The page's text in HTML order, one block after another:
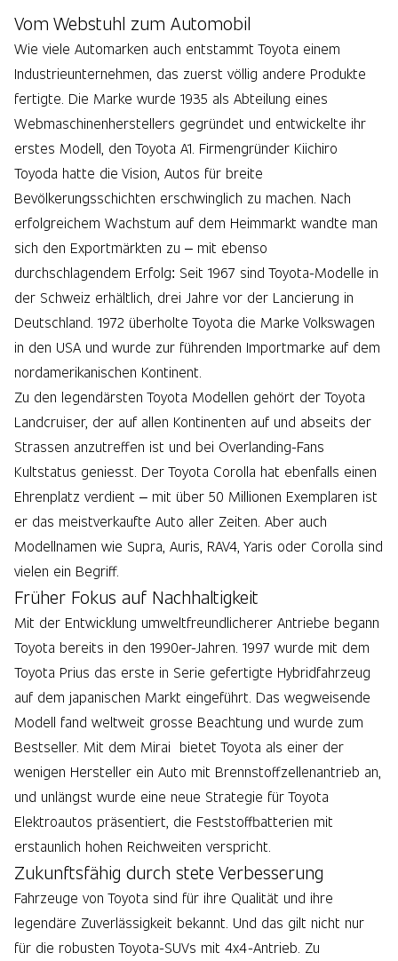
Vom Webstuhl zum Automobil
Wie viele Automarken auch entstammt Toyota einem
Industrieunternehmen, das zuerst völlig andere Produkte
fertigte. Die Marke wurde 1935 als Abteilung eines
Webmaschinenherstellers gegründet und entwickelte ihr
erstes Modell, den Toyota A1. Firmengründer Kiichiro
Toyoda hatte die Vision, Autos für breite
Bevölkerungsschichten erschwinglich zu machen. Nach
erfolgreichem Wachstum auf dem Heimmarkt wandte man
sich den Exportmärkten zu – mit ebenso
durchschlagendem Erfolg: Seit 1967 sind Toyota-Modelle in
der Schweiz erhältlich, drei Jahre vor der Lancierung in
Deutschland. 1972 überholte Toyota die Marke Volkswagen
in den USA und wurde zur führenden Importmarke auf dem
nordamerikanischen Kontinent.
Zu den legendärsten Toyota Modellen gehört der Toyota
Landcruiser, der auf allen Kontinenten auf und abseits der
Strassen anzutreffen ist und bei Overlanding-Fans
Kultstatus geniesst. Der Toyota Corolla hat ebenfalls einen
Ehrenplatz verdient – mit über 50 Millionen Exemplaren ist
er das meistverkaufte Auto aller Zeiten. Aber auch
Modellnamen wie Supra, Auris, RAV4, Yaris oder Corolla sind
vielen ein Begriff.
Früher Fokus auf Nachhaltigkeit
Mit der Entwicklung umweltfreundlicherer Antriebe begann
Toyota bereits in den 1990er-Jahren. 1997 wurde mit dem
Toyota Prius das erste in Serie gefertigte Hybridfahrzeug
auf dem japanischen Markt eingeführt. Das wegweisende
Modell fand weltweit grosse Beachtung und wurde zum
Bestseller. Mit dem Mirai bietet Toyota als einer der
wenigen Hersteller ein Auto mit Brennstoffzellenantrieb an,
und unlängst wurde eine neue Strategie für Toyota
Elektroautos präsentiert, die Feststoffbatterien mit
erstaunlich hohen Reichweiten verspricht.
Zukunftsfähig durch stete Verbesserung
Fahrzeuge von Toyota sind für ihre Qualität und ihre
legendäre Zuverlässigkeit bekannt. Und das gilt nicht nur
für die robusten Toyota-SUVs mit 4x4-Antrieb. Zu